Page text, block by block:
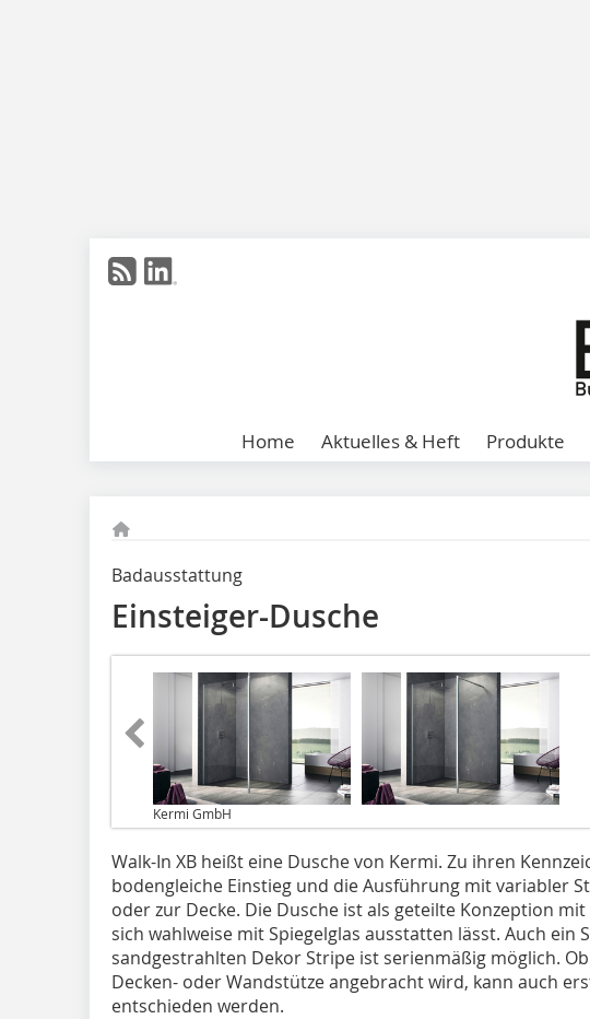
Home Aktuelles & Heft Produkte
Badausstattung
Einsteiger-Dusche
Kermi GmbH
Walk-In XB heißt eine Dusche von Kermi. Zu ihren
bodengleiche Einstieg und die Ausführung mit variabler
oder zur Decke. Die Dusche ist als geteilte Konzeption
sich wahlweise mit Spiegelglas ausstatten lässt. Auch ein
sandgestrahlten Dekor Stripe ist serienmäßig möglich.
Decken- oder Wandstütze angebracht wird, kann auch
entschieden werden.